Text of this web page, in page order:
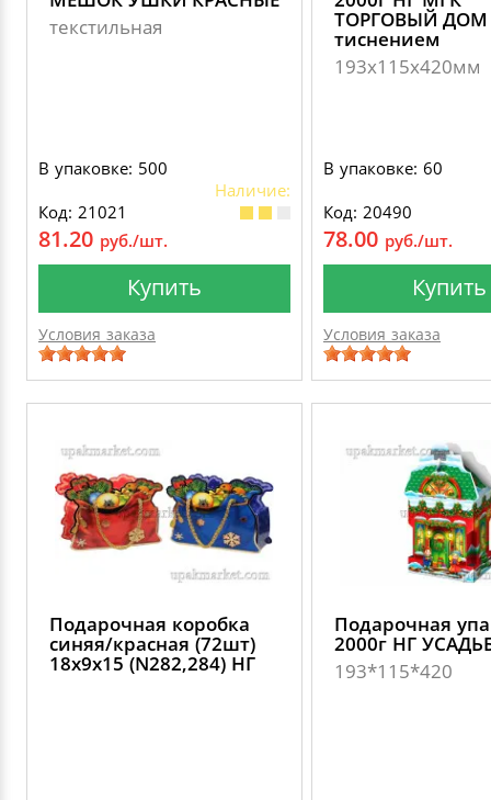
текстильная
В упаковке: 500
Наличие:
Код: 21021
81.20 руб./шт.
Купить
Условия заказа
ТОРГОВЫЙ ДОМ
тиснением
193х115х420мм
В упаковке: 60
Код: 20490
78.00 руб./шт.
Купить
Условия заказа
Подарочная коробка
синяя/красная (72шт)
18х9х15 (N282,284) НГ
Подарочная
2000г НГ
193*115*420